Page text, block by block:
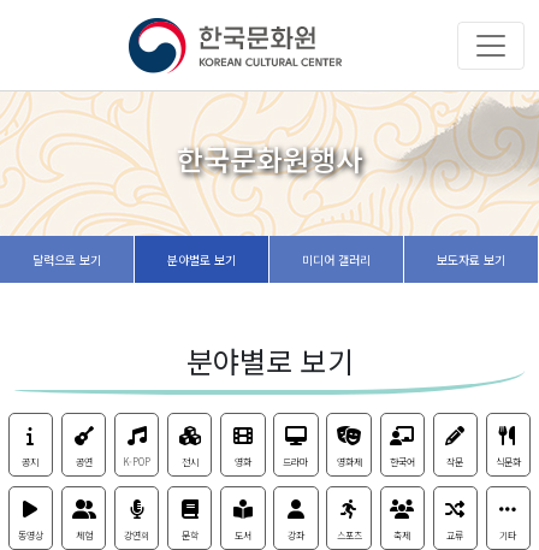
한국문화원행사
달력으로 보기 분야별로 보기 미디어 갤러리 보도자료 보기
분야별로 보기
공지 공연 K-POP 전시 영화 드라마 영화제 한국어 작문 식문화
동영상 체험 강연회 문학 도서 강좌 스포츠 축제 교류 기타